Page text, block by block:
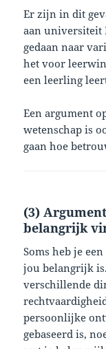
Er zijn in dit
aan universiteit
gedaan naar
het voor
een leerling
Een argument
wetenschap is
gaan hoe
(3)
belangrijk
Soms heb je
jou belangrijk
verschillende
persoonlijke
gebaseerd is,